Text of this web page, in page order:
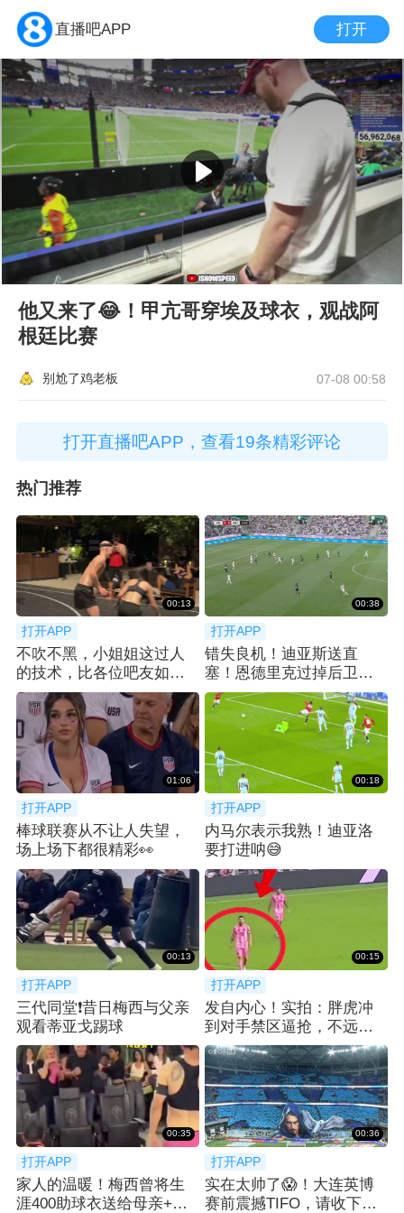
直播吧APP 打开
他又来了😂！甲亢哥穿埃及球衣，观战阿
根廷比赛
别尬了鸡老板 07-08 00:58
打开直播吧APP，查看19条精彩评论
热门推荐
00:13
打开APP
不吹不黑，小姐姐这过人
的技术，比各位吧友如
何？😍
00:38
打开APP
错失良机！迪亚斯送直
塞！恩德里克过掉后卫小
角度打门被扑出
01:06
打开APP
棒球联赛从不让人失望，
场上场下都很精彩👀
00:18
打开APP
内马尔表示我熟！迪亚洛
要打进呐😅
00:13
打开APP
三代同堂❗️昔日梅西与父亲
观看蒂亚戈踢球
00:15
打开APP
发自内心！实拍：胖虎冲
到对手禁区逼抢，不远处
梅西微笑送上掌声
00:35
打开APP
家人的温暖！梅西曾将生
涯400助球衣送给母亲+一
00:36
打开APP
实在太帅了😱！大连英博
赛前震撼TIFO，请收下我